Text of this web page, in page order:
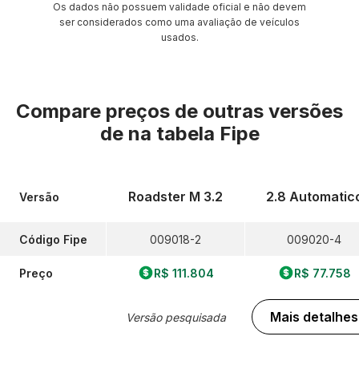
Os dados não possuem validade oficial e não devem
ser considerados como uma avaliação de veículos
usados.
Compare preços de outras versões
de na tabela Fipe
Versão
Código Fipe
Preço
Roadster M 3.2
009018-2
R$ 111.804
Versão pesquisada
2.8
009020-4
R$ 77.758
Mais detalhes